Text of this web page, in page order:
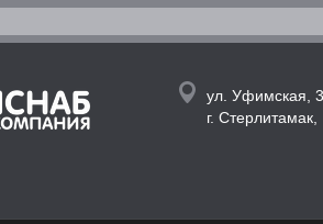
ул. Уфимская,
г.